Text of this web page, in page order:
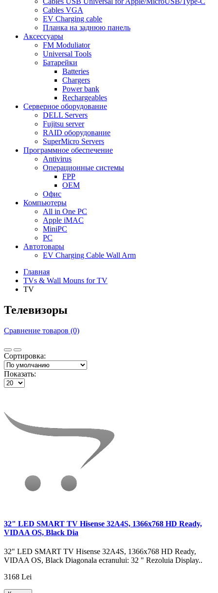
Cables VGA
EV Charging cable
Планка на заднюю панель
Аксессуары
FM Moduliator
Universal Tools
Батарейки
Batteries
Chargers
Power bank
Rechargeables
Серверное оборудование
DELL Servers
Fujitsu server
RAID оборудование
SuperMicro Servers
Программное обеспечение
Antivirus
Операционные системы
FPP
OEM
Офис
Компьютеры
All in One PC
Apple iMAC
MiniPC
PC
Автотовары
EV Charging Cable Wall Arm
Главная
TVs & Wall Mouns for TV
TV
Телевизоры
Сравнение товаров (0)
Сортировка:
Показать:
32" LED SMART TV Hisense 32A4S, 1366x768 HD Ready,
VIDAA OS, Black Dia
32" LED SMART TV Hisense 32A4S, 1366x768 HD Ready,
VIDAA OS, Black Diagonala ecranului: 32 " Rezoluia Display..
3168 Lei